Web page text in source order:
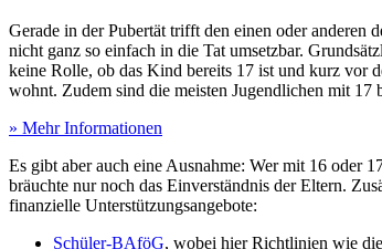
Gerade in der Pubertät trifft den einen oder anderen
nicht ganz so einfach in die Tat umsetzbar.
keine Rolle, ob das Kind bereits 17 ist und kurz vor
wohnt. Zudem sind die meisten Jugendlichen mit
» Mehr Informationen
Es gibt aber auch eine Ausnahme: Wer mit 16 oder
bräuchte nur noch das Einverständnis der Eltern.
finanzielle Unterstützungsangebote:
Schüler-BAföG, wobei hier Richtlinien wie